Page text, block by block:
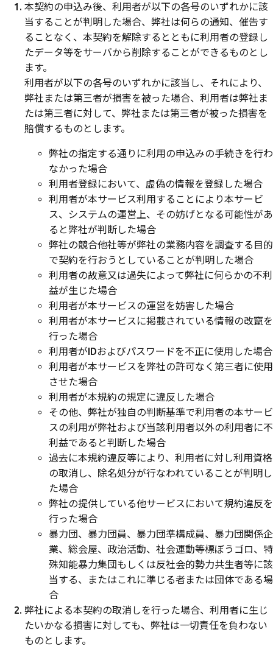
本契約の申込み後、利用者が以下の各号のいずれかに該
当することが判明した場合、弊社は何らの通知、催告す
ることなく、本契約を解除するとともに利用者の登録し
たデータ等をサーバから削除することができるものとし
ます。
利用者が以下の各号のいずれかに該当し、それにより、
弊社または第三者が損害を被った場合、利用者は弊社ま
たは第三者に対して、弊社または第三者が被った損害を
賠償するものとします。
弊社の指定する通りに利用の申込みの手続きを行わ
なかった場合
利用者登録において、虚偽の情報を登録した場合
利用者が本サービス利用することにより本サービ
ス、システムの運営上、その妨げとなる可能性があ
ると弊社が判断した場合
弊社の競合他社等が弊社の業務内容を調査する目的
で契約を行おうとしていることが判明した場合
利用者の故意又は過失によって弊社に何らかの不利
益が生じた場合
利用者が本サービスの運営を妨害した場合
利用者が本サービスに掲載されている情報の改竄を
行った場合
利用者がIDおよびパスワードを不正に使用した場合
利用者が本サービスを弊社の許可なく第三者に使用
させた場合
利用者が本規約の規定に違反した場合
その他、弊社が独自の判断基準で利用者の本サービ
スの利用が弊社および当該利用者以外の利用者に不
利益であると判断した場合
過去に本規約違反等により、利用者に対し利用資格
の取消し、除名処分が行なわれていることが判明し
た場合
弊社の提供している他サービスにおいて規約違反を
行った場合
暴力団、暴力団員、暴力団準構成員、暴力団関係企
業、総会屋、政治活動、社会運動等標ぼうゴロ、特
殊知能暴力集団もしくは反社会的勢力共生者等に該
当する、またはこれに準じる者または団体である場
合
弊社による本契約の取消しを行った場合、利用者に生じ
たいかなる損害に対しても、弊社は一切責任を負わない
ものとします。